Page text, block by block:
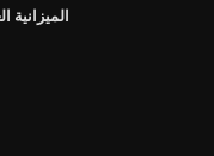
الميزانية